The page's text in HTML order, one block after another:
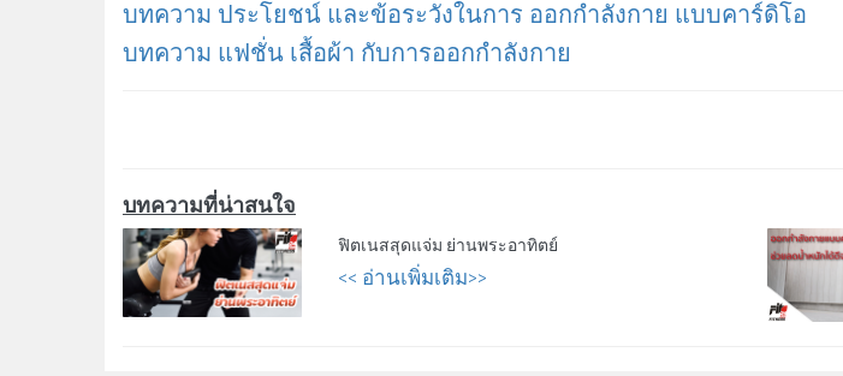
บทความ ประโยชน์ และข้อระวังในการ ออกกำลังกาย แบบคาร์ดิโอ
บทความ แฟชั่น เสื้อผ้า กับการออกกำลังกาย
บทความที่น่าสนใจ
ฟิตเนสสุดแจ่ม ย่านพระอาทิตย์
<< อ่านเพิ่มเติม>>